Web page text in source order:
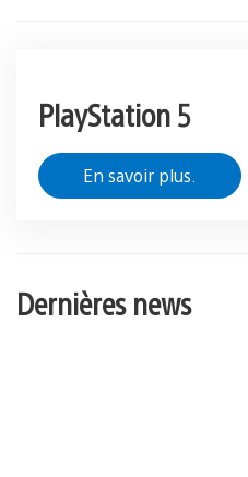
PlayStation 5
En savoir plus.
Dernières news